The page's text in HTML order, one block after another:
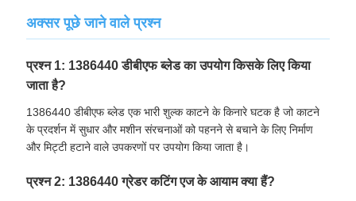
अक्सर पूछे जाने वाले प्रश्न
प्रश्न 1: 1386440 डीबीएफ ब्लेड का उपयोग किसके लिए किया
जाता है?
1386440 डीबीएफ ब्लेड एक भारी शुल्क काटने के किनारे घटक है जो काटने
के प्रदर्शन में सुधार और मशीन संरचनाओं को पहनने से बचाने के लिए निर्माण
और मिट्टी हटाने वाले उपकरणों पर उपयोग किया जाता है।
प्रश्न 2: 1386440 ग्रेडर कटिंग एज के आयाम क्या हैं?